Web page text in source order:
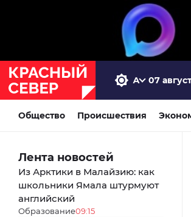
07
Общество Происшествия
Лента новостей
Из Арктики в Малайзию: как
школьники Ямала штурмуют
английский
Образование09:15